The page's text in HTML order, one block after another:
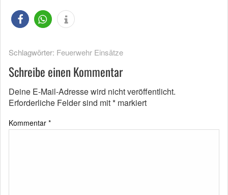
Schlagwörter: Feuerwehr Einsätze
Schreibe einen Kommentar
Deine E-Mail-Adresse wird nicht veröffentlicht.
Erforderliche Felder sind mit* markiert
Kommentar *